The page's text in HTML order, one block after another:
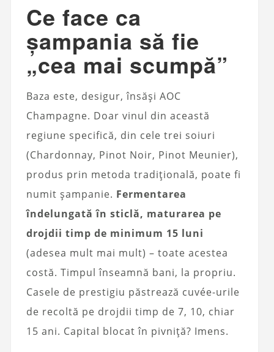
Ce face ca
șampania să fie
„cea mai scumpă”
Baza este, desigur, însăși AOC
Champagne. Doar vinul din această
regiune specifică, din cele trei soiuri
(Chardonnay, Pinot Noir, Pinot Meunier),
produs prin metoda tradițională, poate fi
numit șampanie. Fermentarea
îndelungată în sticlă, maturarea pe
drojdii timp de minimum 15 luni
(adesea mult mai mult) – toate acestea
costă. Timpul înseamnă bani, la propriu.
Casele de prestigiu păstrează cuvée-urile
de recoltă pe drojdii timp de 7, 10, chiar
15 ani. Capital blocat în pivniță? Imens.